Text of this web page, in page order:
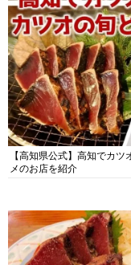
【高知県公式】高知でカ
メのお店を紹介